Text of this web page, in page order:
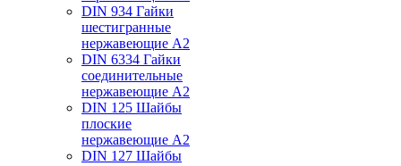
DIN 934 Гайки
шестигранные
нержавеющие А2
DIN 6334 Гайки
соединительные
нержавеющие А2
DIN 125 Шайбы
плоские
нержавеющие А2
DIN 127 Шайбы